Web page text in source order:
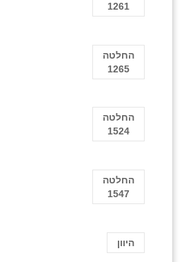
1261
החלטה
1265
החלטה
1524
החלטה
1547
היוון